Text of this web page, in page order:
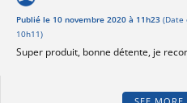
Publié le 10 novembre 2020 à 11h23 (Date
10h11)
Super produit, bonne détente, je